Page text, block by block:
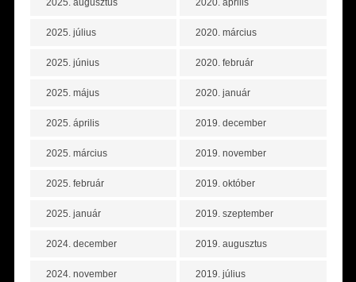
2025. augusztus
2025. július
2025. június
2025. május
2025. április
2025. március
2025. február
2025. január
2024. december
2024. november
2020. április
2020. március
2020. február
2020. január
2019. december
2019. november
2019. október
2019. szeptember
2019. augusztus
2019. július